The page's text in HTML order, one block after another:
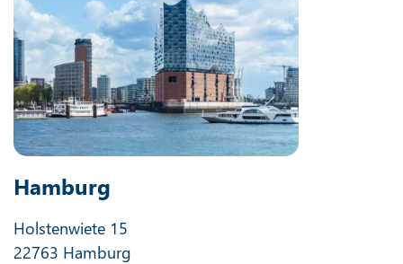
Hamburg
Holstenwiete 15
22763 Hamburg